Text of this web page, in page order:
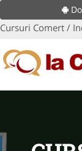
Cursuri Comert /